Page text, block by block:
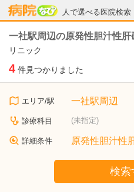
人で選べる医院検索
病院なび
一社駅周辺の原発性胆汁性
リニック
4 件見つかりました
エリア/駅 一社駅周辺
診療科目 (未指定)
詳細条件 原発性胆汁性
検索